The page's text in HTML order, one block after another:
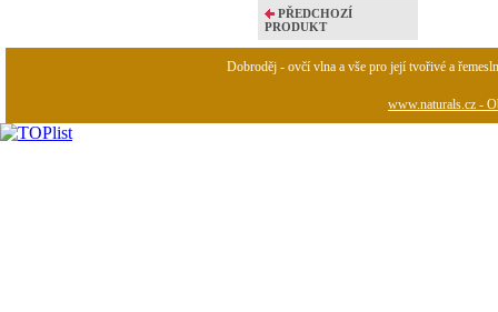
PŘEDCHOZÍ
PRODUKT
Dobroděj - ovčí vlna a vše pro její tvořivé a
www.naturals.cz -